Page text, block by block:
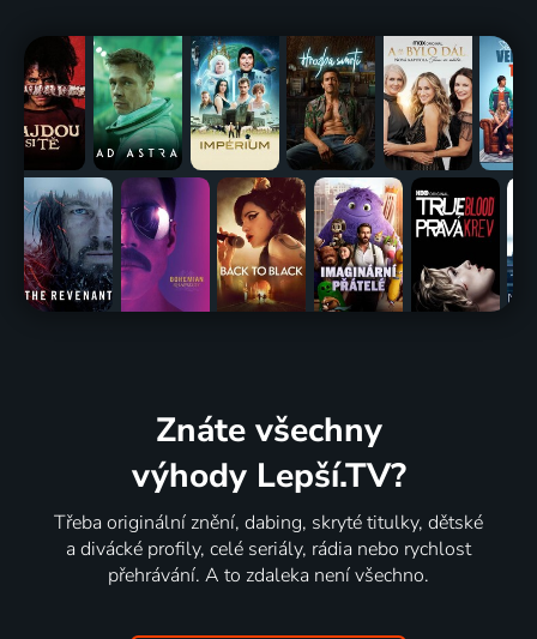
Znáte všechny
výhody Lepší.TV?
Třeba originální znění, dabing, skryté titulky, dětské
a divácké profily, celé seriály, rádia nebo rychlost
přehrávání. A to zdaleka není všechno.